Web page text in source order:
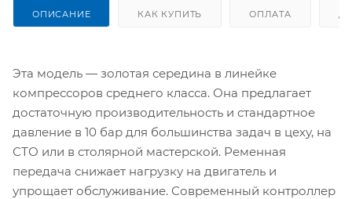
ОПИСАНИЕ КАК КУПИТЬ ОПЛАТА
Эта модель — золотая середина в линейке
компрессоров среднего класса. Она предлагает
достаточную производительность и стандартное
давление в 10 бар для большинства задач в цеху, на
СТО или в столярной мастерской. Ременная
передача снижает нагрузку на двигатель и
упрощает обслуживание. Современный контроллер